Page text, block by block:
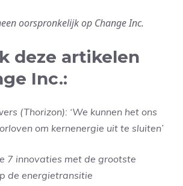
oorspronkelijk op Change Inc.
deze artikelen
Inc.:
(Thorizon): ‘We kunnen het ons
om kernenergie uit te sluiten’
7 innovaties met de grootste
de energietransitie